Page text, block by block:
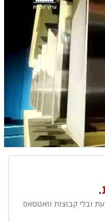
10 10 0:00 /
ובלי קבוצות וואטסאפ